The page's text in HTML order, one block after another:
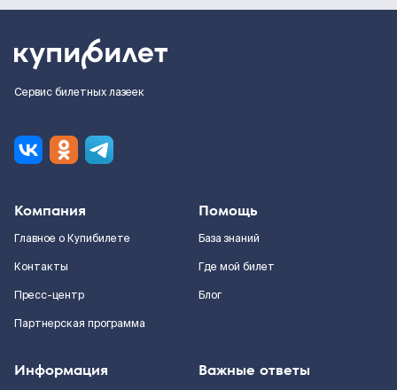
Сервис билетных лазеек
Компания
Главное о Купибилете
Контакты
Пресс-центр
Партнерская программа
Помощь
База знаний
Где мой билет
Блог
Информация Важные ответы